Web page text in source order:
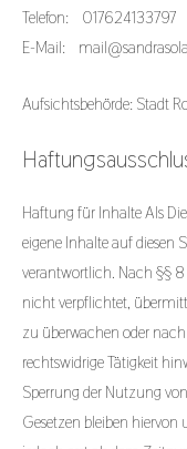
Telefon: 017624133797
E-Mail:
Aufsichtsbehörde: Stadt
Haftung für Inhalte Als
eigene Inhalte auf diesen
verantwortlich. Nach §§ 8
nicht verpflichtet,
zu überwachen oder
rechtswidrige Tätigkeit
Sperrung der Nutzung
Gesetzen bleiben